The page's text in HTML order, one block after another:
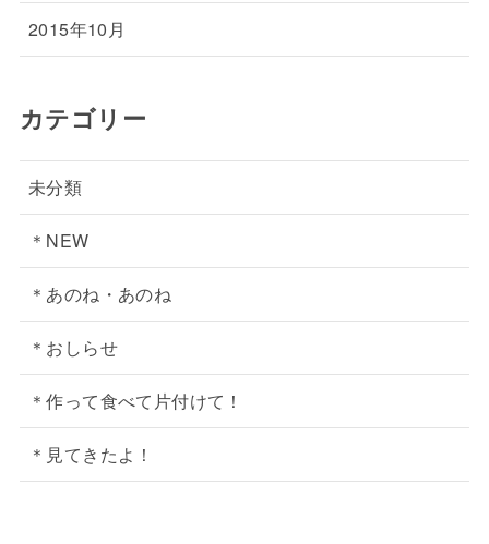
2015年10月
カテゴリー
未分類
＊NEW
＊あのね・あのね
＊おしらせ
＊作って食べて片付けて！
＊見てきたよ！